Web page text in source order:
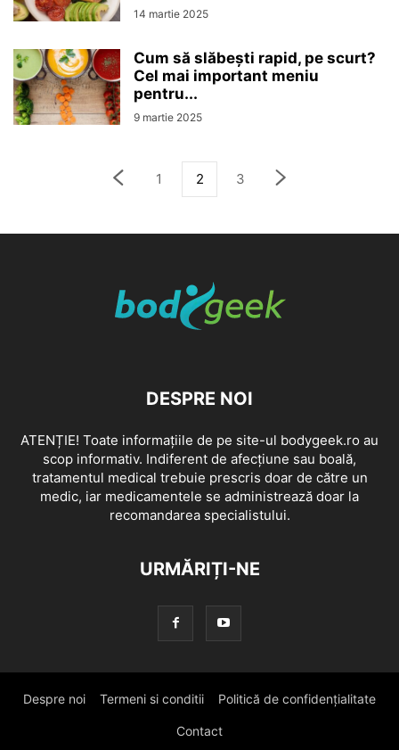
14 martie 2025
Cum să slăbești rapid, pe scurt?
Cel mai important meniu
pentru...
9 martie 2025
1 2 3
DESPRE NOI
ATENȚIE! Toate informațiile de pe site-ul bodygeek.ro au
scop informativ. Indiferent de afecțiune sau boală,
tratamentul medical trebuie prescris doar de către un
medic, iar medicamentele se administrează doar la
recomandarea specialistului.
URMĂRIȚI-NE
Despre noi Termeni si conditii Politică de confidențialitate
Contact